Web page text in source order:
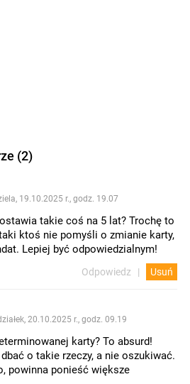
(2)
19.10.2025 r., godz. 19.07
takie coś na 5 lat? Trochę to
ktoś nie pomyśli o zmianie karty,
Lepiej być odpowiedzialnym!
Odpowiedz Usuń
20.10.2025 r., godz. 09.19
karty? To absurd!
o takie rzeczy, a nie oszukiwać.
powinna ponieść większe